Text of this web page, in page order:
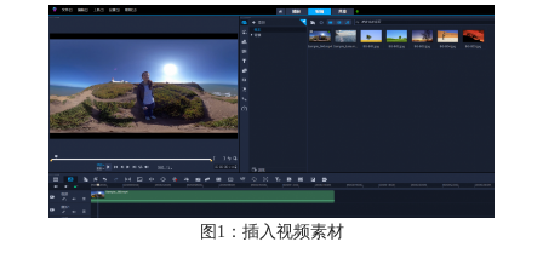
图1：插入视频素材